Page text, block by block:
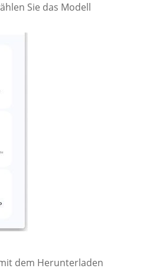
Sie das Modell
dem Herunterladen